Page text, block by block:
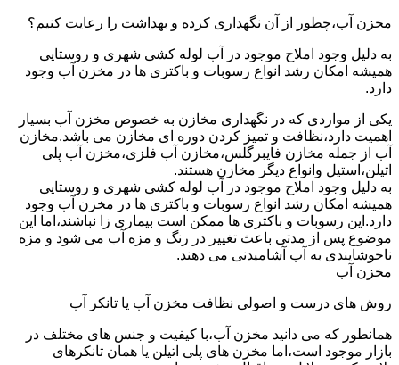
مخزن آب،چطور از آن نگهداری کرده و بهداشت را رعایت کنیم؟
به دلیل وجود املاح موجود در آب لوله کشی شهری و روستایی
همیشه امکان رشد انواع رسوبات و باکتری ها در مخزن آب وجود
دارد.
یکی از مواردی که در نگهداری مخازن به خصوص مخزن آب بسیار
اهمیت دارد،نظافت و تمیز کردن دوره ای مخازن می باشد.مخازن
آب از جمله مخازن فایبرگلس،مخازن آب فلزی،مخزن آب پلی
اتیلن،استیل وانواع دیگر مخازن هستند.
به دلیل وجود املاح موجود در آب لوله کشی شهری و روستایی
همیشه امکان رشد انواع رسوبات و باکتری ها در مخزن آب وجود
دارد.این رسوبات و باکتری ها ممکن است بیماری زا نباشند،اما این
موضوع پس از مدتی باعث تغییر در رنگ و مزه آب می شود و مزه
ناخوشایندی به آب آشامیدنی می دهند.
مخزن آب
روش های درست و اصولی نظافت مخزن آب یا تانکر آب
همانطور که می دانید مخزن آب،با کیفیت و جنس های مختلف در
بازار موجود است،اما مخزن های پلی اتیلن یا همان تانکرهای